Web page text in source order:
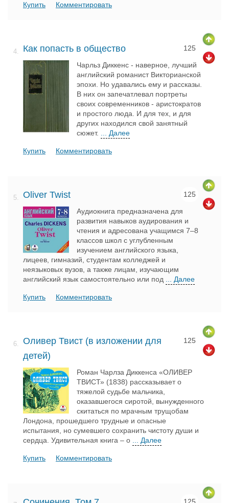
Купить Комментировать
4. Как попасть в общество 125
Чарльз Диккенс - наверное, лучший
английский романист Викторианской
эпохи. Но удавались ему и рассказы.
В них он запечатлевал портреты
своих современников - аристократов
и простого люда. И для тех, и для
других находился свой занятный
сюжет.
... Далее
Купить Комментировать
5. Oliver Twist 125
Аудиокнига предназначена для
развития навыков аудирования и
чтения и адресована учащимся 7–8
классов школ с углубленным
изучением английского языка,
лицеев, гимназий, студентам колледжей и
неязыковых вузов, а также лицам, изучающим
английский язык самостоятельно или под
... Далее
Купить Комментировать
6.
Оливер Твист (в изложении для
детей)
125
Роман Чарлза Диккенса «ОЛИВЕР
ТВИСТ» (1838) рассказывает о
тяжелой судьбе мальчика,
оказавшегося сиротой, вынужденного
скитаться по мрачным трущобам
Лондона, прошедшего трудные и опасные
испытания, но сумевшего сохранить чистоту души и
сердца. Удивительная книга – о
... Далее
Купить Комментировать